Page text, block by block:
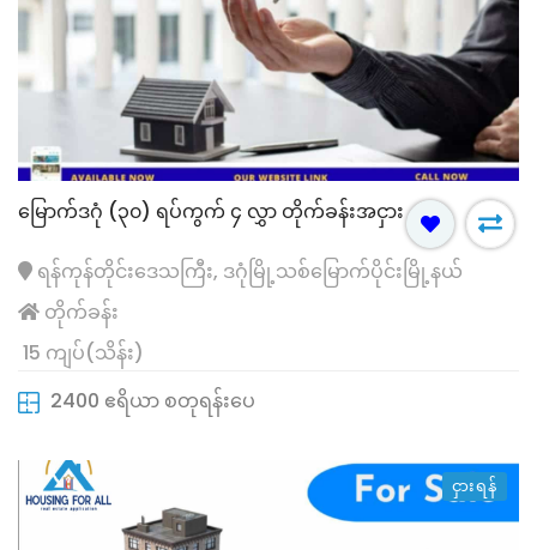
မြောက်ဒဂုံ (၃၀) ရပ်ကွက် ၄ လွှာ တိုက်ခန်းအငှား
ရန်ကုန်တိုင်းဒေသကြီး, ဒဂုံမြို့သစ်မြောက်ပိုင်းမြို့နယ်
တိုက်ခန်း
15 ကျပ်(သိန်း)
2400 ဧရိယာ စတုရန်းပေ
ငှားရန်